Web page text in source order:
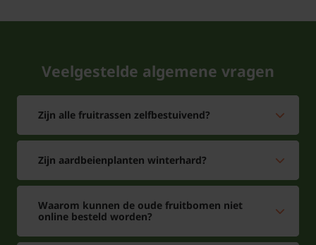
Veelgestelde algemene vragen
Zijn alle fruitrassen zelfbestuivend?
Zijn aardbeienplanten winterhard?
Waarom kunnen de oude fruitbomen niet
online besteld worden?